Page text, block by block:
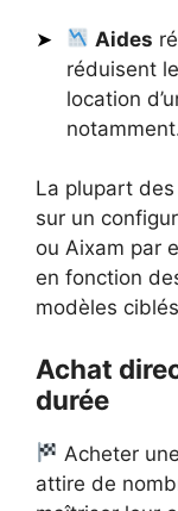
Aides
réduisent
location
La plupart des
sur un
ou Aixam par
en fonction
modèles
Achat
durée
Acheter
attire de